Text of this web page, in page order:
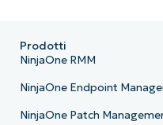
Prodotti
NinjaOne RMM
NinjaOne Endpoint
NinjaOne Patch